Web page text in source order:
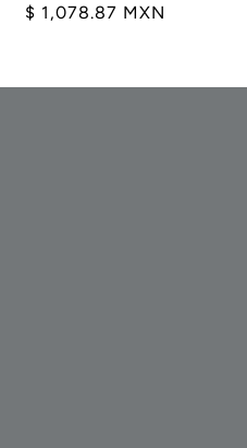
Precio
$ 1,078.87 MXN